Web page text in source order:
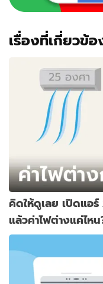
เรื่องที่เกี่ยวข้อ
คิดให้ดูเลย เปิดแอ
แล้วค่าไฟต่างแค่ไหน